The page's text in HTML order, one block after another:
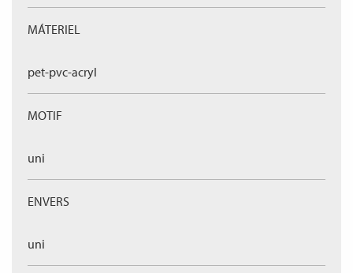
MÁTERIEL
pet-pvc-acryl
MOTIF
uni
ENVERS
uni